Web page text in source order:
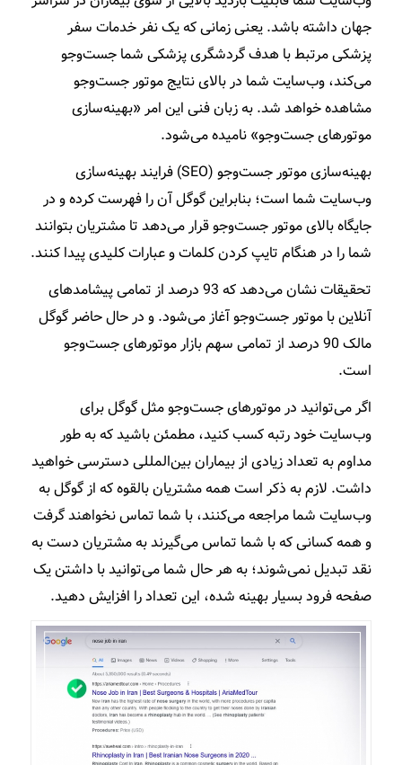
جهان داشته باشد. یعنی زمانی که یک نفر خدمات سفر
پزشکی مرتبط با هدف گردشگری پزشکی شما جست‌وجو
می‌کند، وب‌سایت شما در بالای نتایج موتور جست‌وجو
مشاهده خواهد شد. به زبان فنی این امر «بهینه‌سازی
موتورهای جست‌وجو» نامیده می‌شود.
بهینه‌سازی موتور جست‌وجو (SEO) فرایند بهینه‌سازی
وب‌سایت شما است؛ بنابراین گوگل آن را فهرست کرده و در
جایگاه بالای موتور جست‌وجو قرار می‌دهد تا مشتریان بتوانند
شما را در هنگام تایپ کردن کلمات و عبارات کلیدی پیدا کنند.
تحقیقات نشان می‌دهد که 93 درصد از تمامی پیشامدهای
آنلاین با موتور جست‌وجو آغاز می‌شود. و در حال حاضر گوگل
مالک 90 درصد از تمامی سهم بازار موتورهای جست‌وجو
است.
اگر می‌توانید در موتورهای جست‌وجو مثل گوگل برای
وب‌سایت خود رتبه‌ کسب کنید، مطمئن باشید که به طور
مداوم به تعداد زیادی از بیماران بین‌المللی دسترسی خواهید
داشت. لازم به ذکر است همه مشتریان بالقوه که از گوگل به
وب‌سایت شما مراجعه می‌کنند، با شما تماس نخواهند گرفت
و همه کسانی که با شما تماس می‌گیرند به مشتریان دست به
نقد تبدیل نمی‌شوند؛ به هر حال شما می‌توانید با داشتن یک
صفحه فرود بسیار بهینه شده، این تعداد را افزایش دهید.